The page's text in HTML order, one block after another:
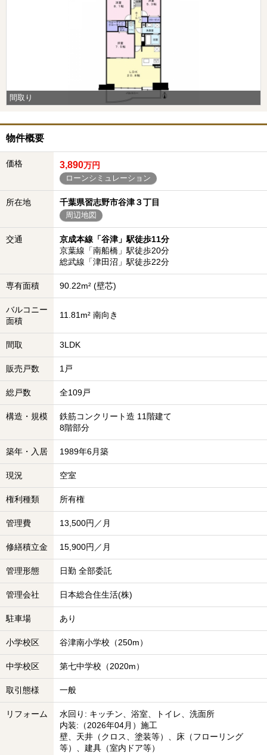
間取り
物件概要
価格 3,890万円
ローンシミュレーション
所在地 千葉県習志野市谷津３丁目
周辺地図
交通
京成本線「谷津」駅徒歩11分
京葉線「南船橋」駅徒歩20分
総武線「津田沼」駅徒歩22分
専有面積 90.22m² (壁芯)
バルコニー
面積
11.81m² 南向き
間取 3LDK
販売戸数 1戸
総戸数 全109戸
構造・規模
鉄筋コンクリート造 11階建て
8階部分
築年・入居 1989年6月築
現況 空室
権利種類 所有権
管理費 13,500円／月
修繕積立金 15,900円／月
管理形態 日勤 全部委託
管理会社 日本総合住生活(株)
駐車場 あり
小学校区 谷津南小学校（250m）
中学校区 第七中学校（2020m）
取引態様 一般
リフォーム
水回り: キッチン、浴室、トイレ、洗面所
内装:（2026年04月）施工
壁、天井（クロス、塗装等）、床（フローリング
等）、建具（室内ドア等）